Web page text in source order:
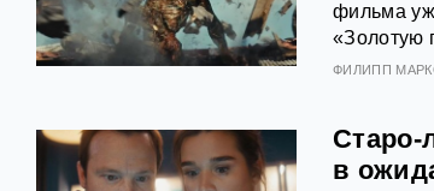
фильма
«Золотую
ФИЛИПП
Старо-
в